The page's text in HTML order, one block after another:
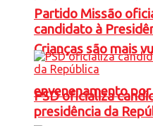
Crianças são mais
envenenamento
Partido Missão
candidato à
PSD oficializa
presidência da